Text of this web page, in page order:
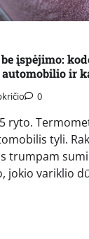
įspėjimo:
automobilio ir
0
ryto.
tyli.
trumpam
jokio variklio